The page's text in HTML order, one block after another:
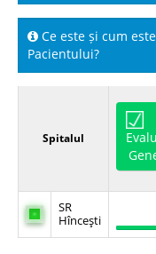
Spitale.MD
Centrul PAS
Școala E-Sănătate
SanoTeca
Ce este și cum
Pacientului?
Spitalul
SR
Hînceşti